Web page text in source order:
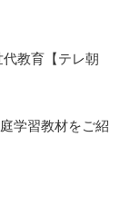
教育【テレ朝
学習教材をご紹